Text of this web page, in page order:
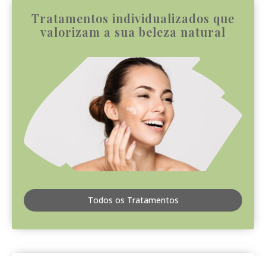
Tratamentos individualizados que
valorizam a sua beleza natural
Todos os Tratamentos